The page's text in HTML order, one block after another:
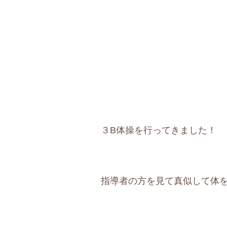
３B体操を行ってきました！
指導者の方を見て真似して体